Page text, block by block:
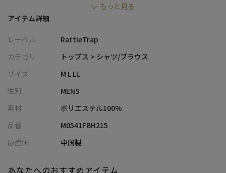
ポリエステル100%の素材を使用。皺になりにくく、肌触りが特徴
です。
ふれる仕上がり。
程よくゆとりを持たせたシルエットでリラックス感のある雰囲気
特徴的なメッシュタイル柄のデザインながらもスタイリングをま
とめやすいカラーに仕上げました。
【スタイリング】
無地のTシャツの上にサッと羽織ったラフなコーディネートがおす
もっと見る
アイテム詳細
レーベル
RattleTrap
カテゴリ
トップス > シャツ/ブラウス
サイズ
M L LL
性別
MENS
素材
ポリエステル100%
品番
M0541FBH215
原産国
中国製
あなたへのおすすめアイテム